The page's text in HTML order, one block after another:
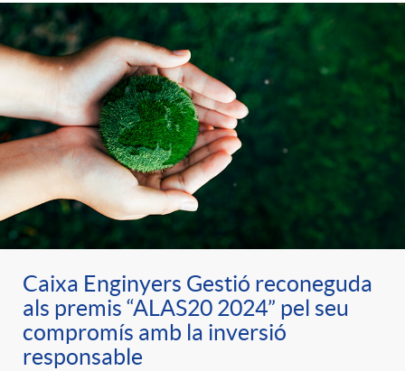
Caixa Enginyers Gestió reconeguda
als premis “ALAS20 2024” pel seu
compromís amb la inversió
responsable